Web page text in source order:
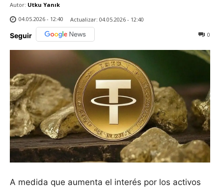
Autor: Utku Yanık
04.05.2026 - 12:40
Actualizar: 04.05.2026 - 12:40
Seguir 0
A medida que aumenta el interés por los activos